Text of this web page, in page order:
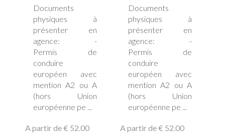
Documents
physiques à
présenter en
agence: -
Permis de
conduire
européen avec
mention A2 ou A
(hors Union
européenne pe ...
A partir de€ 52.00
Documents
physiques à
présenter en
agence: -
Permis de
conduire
européen avec
mention A2 ou A
(hors Union
européenne pe ...
A partir de€ 52.00